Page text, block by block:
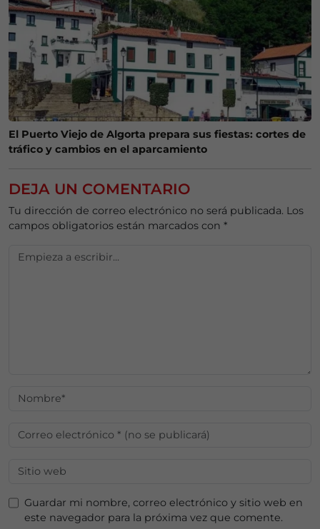
El Puerto Viejo de Algorta prepara sus fiestas: cortes de
tráfico y cambios en el aparcamiento
DEJA UN COMENTARIO
Tu dirección de correo electrónico no será publicada. Los
campos obligatorios están marcados con *
Guardar mi nombre, correo electrónico y sitio web en
este navegador para la próxima vez que comente.